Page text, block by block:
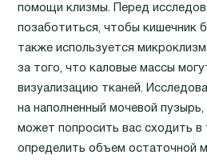
помощи клизмы. Перед
позаботиться, чтобы кишечник
также используется
за того, что каловые массы
визуализацию тканей.
на наполненный мочевой
может попросить вас сходить в
определить объем остаточной